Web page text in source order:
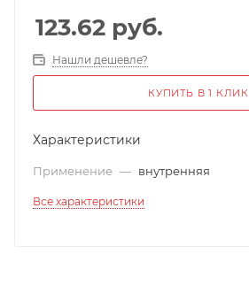
123.62 руб.
Нашли дешевле?
КУПИТЬ В 1 КЛИК
Характеристики
Применение — внутренняя
Все характеристики